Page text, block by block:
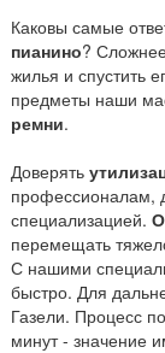
Каковы самые
пианино?
жилья и спустить
предметы наши
ремни.
Доверять
профессионалам,
специализацией.
перемещать
С нашими
быстро. Для
Газели. Процесс
минут - значение